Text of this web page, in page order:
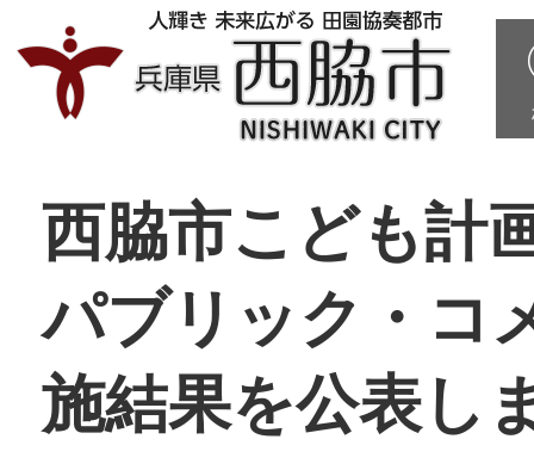
西脇市こども計
パブリック・コ
施結果を公表し